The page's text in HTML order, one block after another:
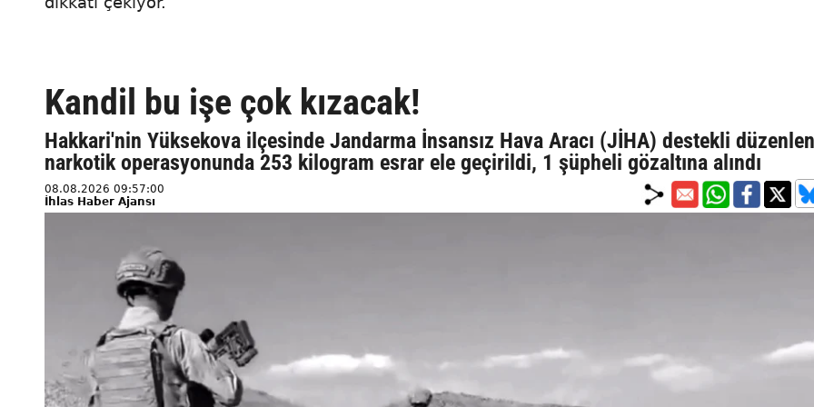
Kandil bu işe çok kızacak!
Hakkari'nin Yüksekova ilçesinde Jandarma İnsansız Hava Aracı (JİHA) destekli
narkotik operasyonunda 253 kilogram esrar ele geçirildi, 1 şüpheli gözaltına alındı
08.08.2026 09:57:00
İhlas Haber Ajansı